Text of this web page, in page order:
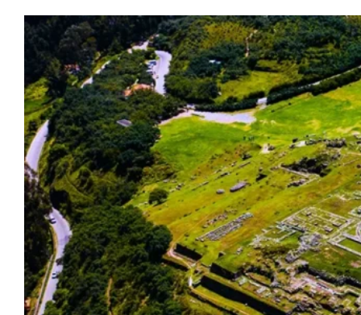
MANU
Blog
Contactanos